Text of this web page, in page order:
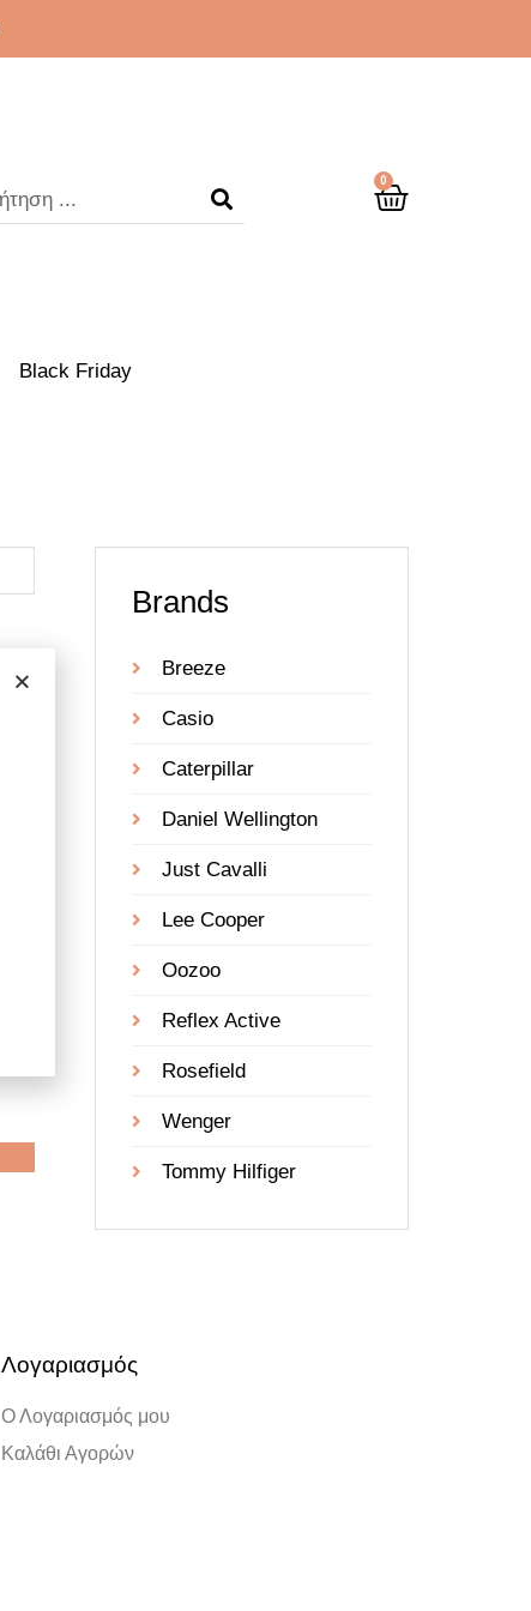
0
Black Friday
Brands
Breeze
Casio
Caterpillar
Daniel Wellington
Just Cavalli
Lee Cooper
Oozoo
Reflex Active
Rosefield
Wenger
Tommy Hilfiger
Λογαριασμός
Ο Λογαριασμός μου
Καλάθι Αγορών